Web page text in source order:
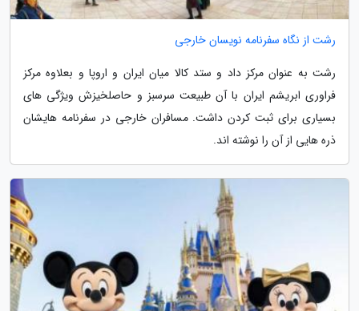
رشت از نگاه سفرنامه نویسان خارجی
رشت به عنوان مرکز داد و ستد کالا میان ایران و اروپا و بعلاوه مرکز
فراوری ابریشم ایران با آن طبیعت سرسبز و حاصلخیزش ویژگی های
بسیاری برای ثبت کردن داشت. مسافران خارجی در سفرنامه هایشان
ذره هایی از آن را نوشته اند.